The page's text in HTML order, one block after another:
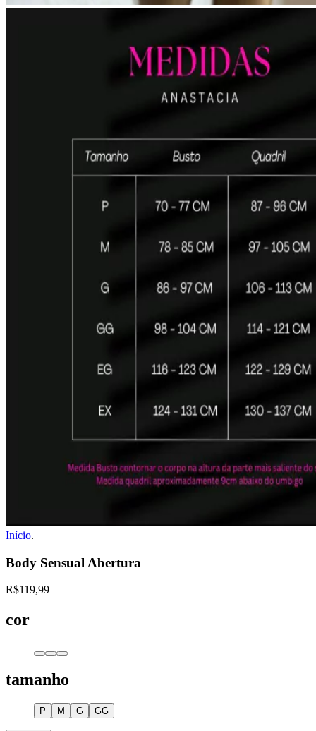
Início.
Body Sensual Abertura
R$119,99
cor
tamanho
P M G GG